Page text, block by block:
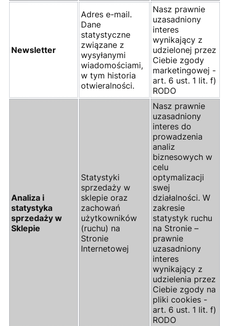
Newsletter
Adres e-mail.
Dane
statystyczne
związane z
wysyłanymi
wiadomościami,
w tym historia
otwieralności.
Nasz prawnie
uzasadniony
interes
wynikający z
udzielonej przez
Ciebie zgody
marketingowej -
art. 6 ust. 1 lit. f)
RODO
Analiza i
statystyka
sprzedaży w
Sklepie
Statystyki
sprzedaży w
sklepie oraz
zachowań
użytkowników
(ruchu) na
Stronie
Internetowej
Nasz prawnie
uzasadniony
interes do
prowadzenia
analiz
biznesowych w
celu
optymalizacji
swej
działalności. W
zakresie
statystyk ruchu
na Stronie –
prawnie
uzasadniony
interes
wynikający z
udzielenia przez
Ciebie zgody na
pliki cookies -
art. 6 ust. 1 lit. f)
RODO